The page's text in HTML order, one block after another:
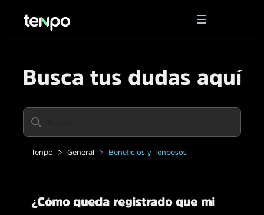
Busca tus dudas aquí
Tenpo General Beneficios y Tenpesos
¿Cómo queda registrado que mi